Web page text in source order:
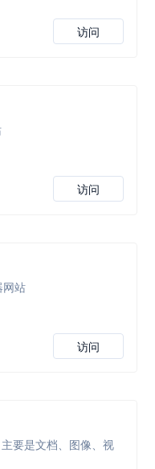
访问
访问
网站
访问
要是文档、图像、视